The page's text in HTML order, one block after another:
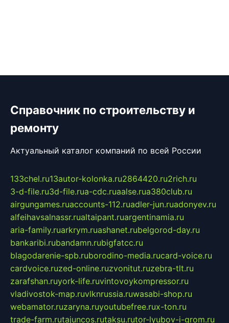
Справочник по строительству и
ремонту
Актуальный каталог компаний по всей России
133chel.ru13autor-kolonka.ru2864420.ru2rich.ru
3-d-file.ru3d-file.rua-cdc.ruaalse.rua380club.ru
airgungames.ruaccounts-112.ruadler-jun.ruadonyev.ru
alfeihavsalnassr.rualtaipant.ruargentinamia.ru
aria-family.ruarkrym.ruashanet.rubelgorod-day.ru
bankaribi.rubandamn.rubigfatcc.ru
blagodarenie-spb.ruborodino-media.rucard-voice.ru
cardvoice.ruzed-online.ruzvonitut.ruzebra-tlt.ru
zarafshan.ruyork-life.ruvintovoykompressor.ru
vladivostok-map.ruvlknrussia.ruwasabi-shop.ru
webamator.ruzaryna.ruyoutubefree.rux-ton.ru
trade-farm.rutajuncos.rutaksu.rutor-lyubov-i-grom.ru